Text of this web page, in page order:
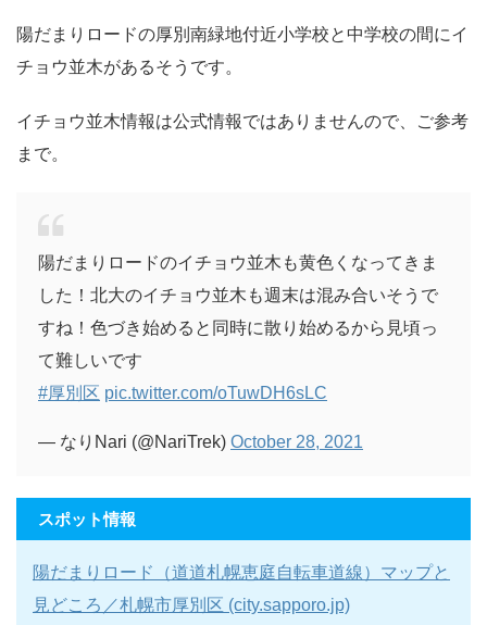
陽だまりロードの厚別南緑地付近小学校と中学校の間にイ
チョウ並木があるそうです。
イチョウ並木情報は公式情報ではありませんので、ご参考
まで。
陽だまりロードのイチョウ並木も黄色くなってきま
した！北大のイチョウ並木も週末は混み合いそうで
すね！色づき始めると同時に散り始めるから見頃っ
て難しいです
#厚別区 pic.twitter.com/oTuwDH6sLC
— なりNari (@NariTrek) October 28, 2021
スポット情報
陽だまりロード（道道札幌恵庭自転車道線）マップと
見どころ／札幌市厚別区 (city.sapporo.jp)